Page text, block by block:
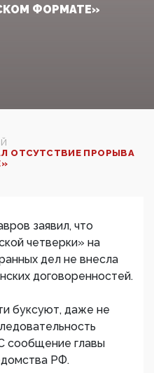
ФОРМАТЕ»
ОТСУТСТВИЕ ПРОРЫВА
заявил, что
четверки» на
дел не внесла
договоренностей.
буксуют, даже не
сообщение главы
РФ.